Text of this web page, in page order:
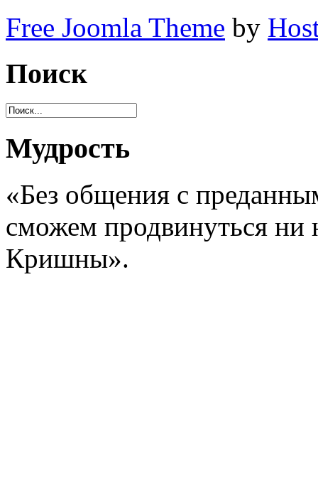
Free Joomla Theme by
Поиск
Мудрость
«Без общения с
сможем продвинуться ни
Кришны».